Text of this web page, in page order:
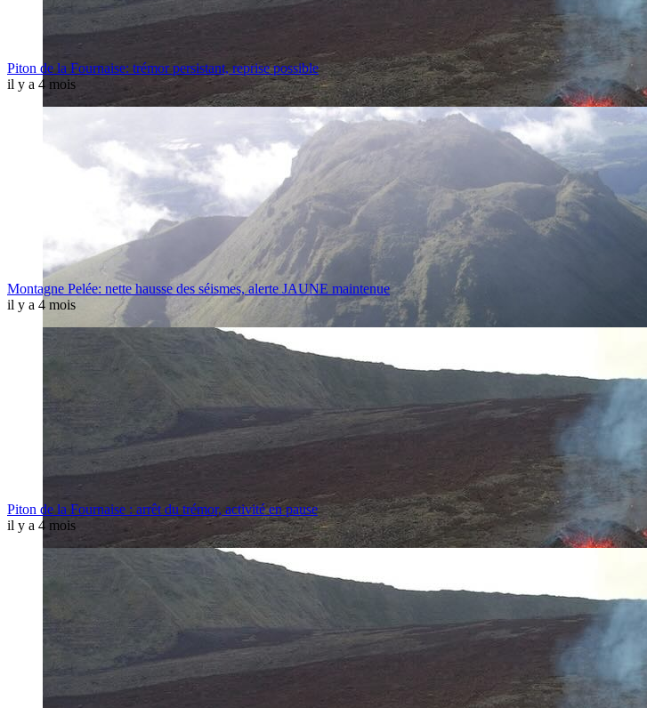
Piton de la Fournaise: trémor persistant, reprise possible
il y a 4 mois
Montagne Pelée: nette hausse des séismes, alerte JAUNE maintenue
il y a 4 mois
Piton de la Fournaise : arrêt du trémor, activité en pause
il y a 4 mois